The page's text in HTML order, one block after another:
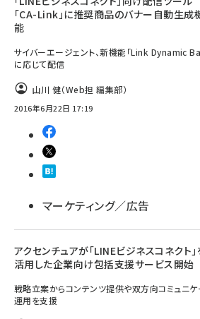
「CA-Link」に推奨商品のバナー自動生成
能
サイバーエージェント、新機能「Link Dynamic
に応じて配信
山川 健（Web担 編集部）
2016年6月22日 17:19
マーケティング／広告
アクセンチュアが「LINEビジネスコネクト」
活用した企業向け包括支援サービス開始
戦略立案からコンテンツ提供や双方向コミュニ
運用を支援